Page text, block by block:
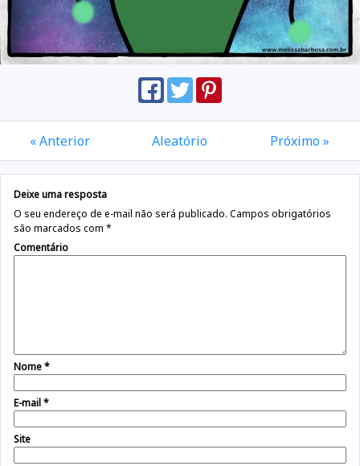
« Anterior Aleatório Próximo »
Deixe uma resposta
O seu endereço de e-mail não será publicado. Campos obrigatórios
são marcados com *
Comentário
Nome*
E-mail*
Site